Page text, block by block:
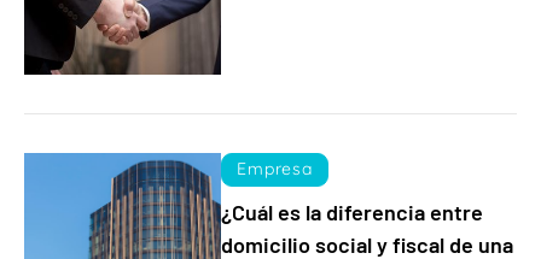
Empresa
¿Cuál es la diferencia entre
domicilio social y fiscal de una